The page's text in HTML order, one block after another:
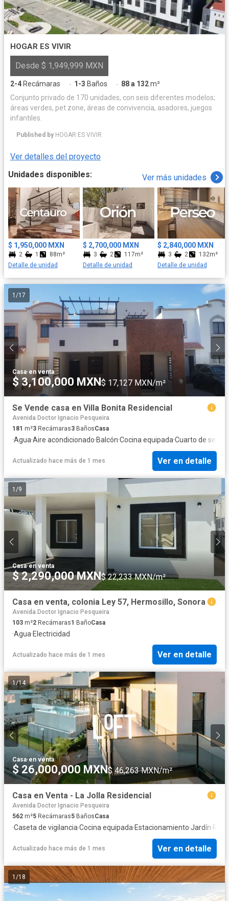
HOGAR ES VIVIR
Desde $ 1,949,999 MXN
2-4 Recámaras · 1-3 Baños · 88 a 132m²
Conjunto privado de 170 unidades, con seis diferentes modelos;
áreas verdes, pet zone, áreas de convivencia, asadores, juegos
infantiles.
Published by HOGAR ES VIVIR
Ver detalles del proyecto
Unidades disponibles:
Ver más unidades
$ 1,950,000 MXN
2 1
88m²
Detalle de unidad
$ 2,700,000 MXN
3 2
117m²
Detalle de unidad
$ 2,840,000 MXN
3 2
132m²
Detalle de unidad
1 /17
Casa·en venta
$ 3,100,000 MXN $ 17,127 MXN/m²
Se Vende casa en Villa Bonita Residencial
Avenida Doctor Ignacio Pesqueira
181 m²3 Recámaras3 BañosCasa
·Agua·Aire acondicionado·Balcón·Cocina equipada·Cuarto de
Actualizado hace más de 1 mes Ver en detalle
1 /9
Casa·en venta
$ 2,290,000 MXN$ 22,233 MXN/m²
Casa en venta, colonia Ley 57, Hermosillo, Sonora
Avenida Doctor Ignacio Pesqueira
103 m²2 Recámaras1 BañoCasa
·Agua·Electricidad
Actualizado hace más de 1 mes Ver en detalle
1/14
Casa·en venta
$ 26,000,000 MXN$ 46,263 MXN/m²
Casa en Venta - La Jolla Residencial
Avenida Doctor Ignacio Pesqueira
562 m²5 Recámaras5 BañosCasa
·Caseta de vigilancia·Cocina equipada·Estacionamiento·Jardín·
Actualizado hace más de 1 mes Ver en detalle
1 /18